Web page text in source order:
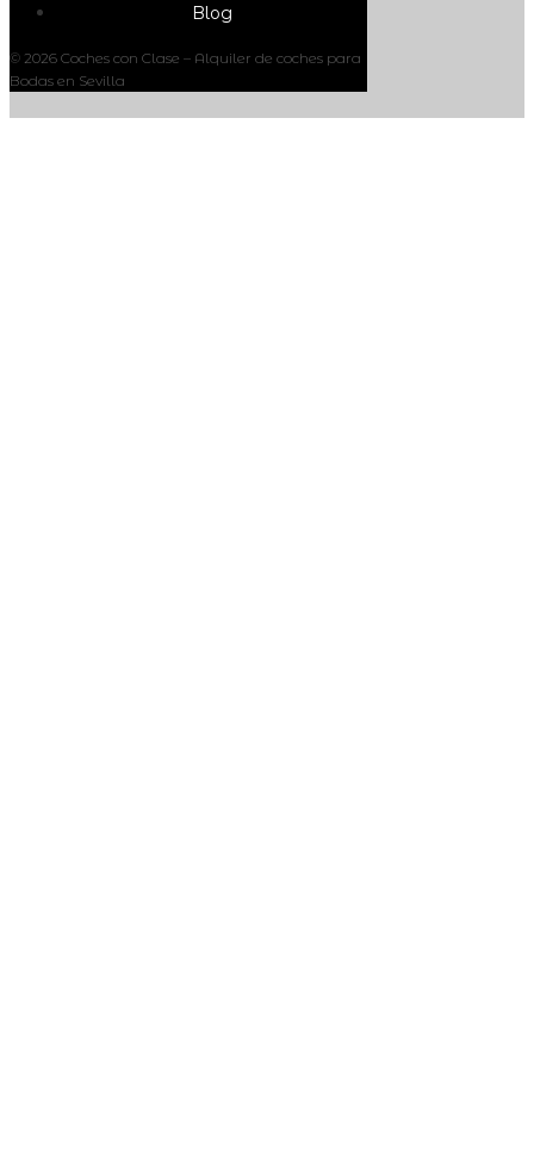
Blog
© 2026 Coches con Clase – Alquiler de coches para
Bodas en Sevilla